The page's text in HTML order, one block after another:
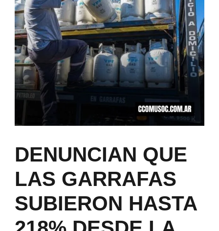
DENUNCIAN QUE
LAS GARRAFAS
SUBIERON HASTA